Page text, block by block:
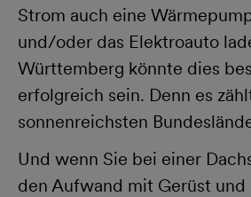
Strom auch eine
und/oder das Elektroauto
Württemberg könnte dies
erfolgreich sein. Denn es
sonnenreichsten
Und wenn Sie bei einer
den Aufwand mit Gerüst